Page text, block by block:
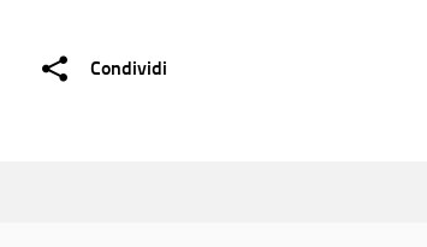
Condividi